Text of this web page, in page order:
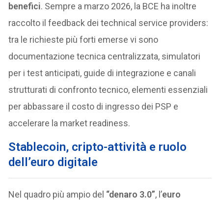
benefici. Sempre a marzo 2026, la BCE ha inoltre
raccolto il feedback dei technical service providers:
tra le richieste più forti emerse vi sono
documentazione tecnica centralizzata, simulatori
per i test anticipati, guide di integrazione e canali
strutturati di confronto tecnico, elementi essenziali
per abbassare il costo di ingresso dei PSP e
accelerare la market readiness.
Stablecoin, cripto-attività e ruolo
dell’euro digitale
Nel quadro più ampio del “denaro 3.0”, l’euro